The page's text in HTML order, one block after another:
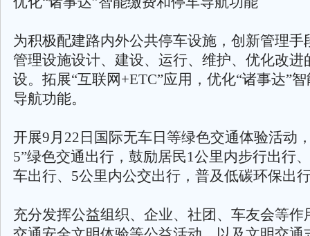
为积极配建路内外公共停车设施，创新管理手
管理设施设计、建设、运行、维护、优化改进
设。拓展“互联网+ETC”应用，优化“诸事达”
导航功能。
开展9月22日国际无车日等绿色交通体验活动
5”绿色交通出行，鼓励居民1公里内步行出行
车出行、5公里内公交出行，普及低碳环保出
充分发挥公益组织、企业、社团、车友会等作